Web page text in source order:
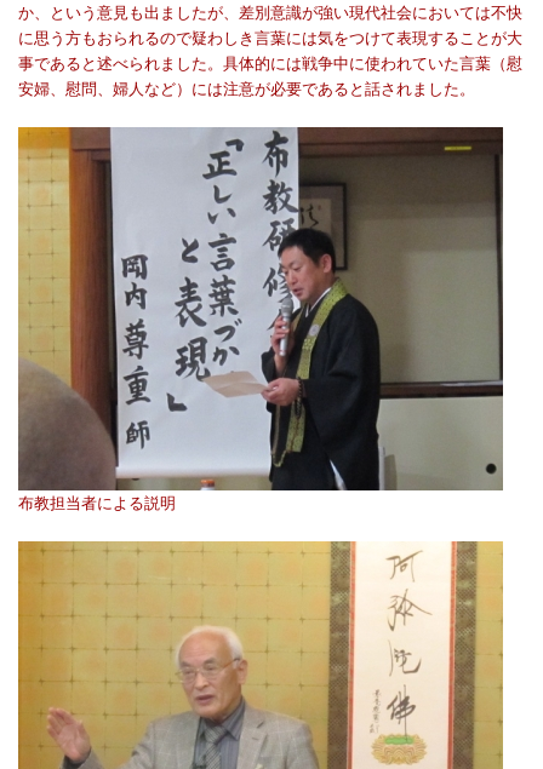
か、という意見も出ましたが、差別意識が強い現代社会においては不快
に思う方もおられるので疑わしき言葉には気をつけて表現することが大
事であると述べられました。具体的には戦争中に使われていた言葉（慰
安婦、慰問、婦人など）には注意が必要であると話されました。
布教担当者による説明